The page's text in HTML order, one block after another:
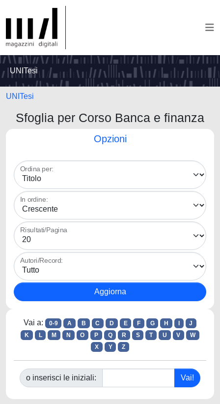
UNITesi
UNITesi
Sfoglia per Corso Banca e finanza
Opzioni
Ordina per:
In ordine:
Risultati/Pagina
Autori/Record:
Vai a: 0-9 A B C D E F G H
J
K
L M N O P Q R S T U V
W
X
Y Z
o inserisci le iniziali: